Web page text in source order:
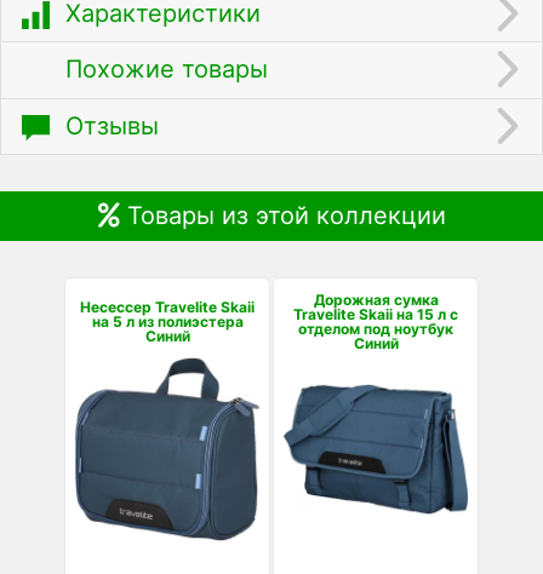
Характеристики
Похожие товары
Отзывы
Товары из этой коллекции
Несессер Travelite Skaii
на 5 л из полиэстера
Синий
Дорожная сумка
Travelite Skaii на 15 л с
отделом под ноутбук
Синий